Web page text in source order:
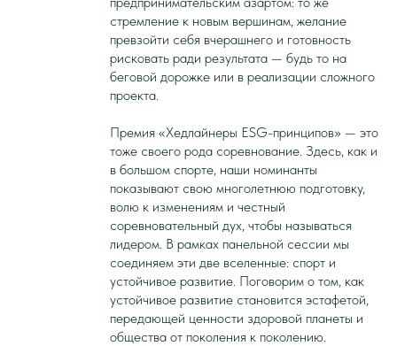
стремление к новым вершинам, желание
превзойти себя вчерашнего и готовность
рисковать ради результата — будь то на
беговой дорожке или в реализации сложного
проекта.
Премия «Хедлайнеры ESG-принципов» — это
тоже своего рода соревнование. Здесь, как и
в большом спорте, наши номинанты
показывают свою многолетнюю подготовку,
волю к изменениям и честный
соревновательный дух, чтобы называться
лидером. В рамках панельной сессии мы
соединяем эти две вселенные: спорт и
устойчивое развитие. Поговорим о том, как
устойчивое развитие становится эстафетой,
передающей ценности здоровой планеты и
общества от поколения к поколению.